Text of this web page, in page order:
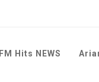
FM Hits NEWS